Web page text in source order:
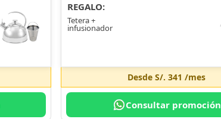
REGALO:
Tetera +
infusionador
DesdeS/. 341 /mes
Consultar promoción